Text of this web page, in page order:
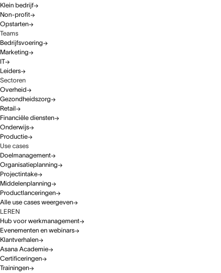
Klein bedrijf
Non-profit
Opstarten
Teams
Bedrijfsvoering
Marketing
IT
Leiders
Sectoren
Overheid
Gezondheidszorg
Retail
Financiële diensten
Onderwijs
Productie
Use cases
Doelmanagement
Organisatieplanning
Projectintake
Middelenplanning
Productlanceringen
Alle use cases weergeven
LEREN
Hub voor werkmanagement
Evenementen en webinars
Klantverhalen
Asana Academie
Certificeringen
Trainingen